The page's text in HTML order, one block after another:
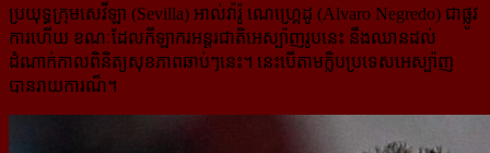
ប្រយុទ្ធក្រុមសេវីឡា (Sevilla) អាល់វ៉ារ៉ូ ណេហ្គ្រេដូ (Alvaro Negredo) ជាផ្លូវ
ការហើយ ខណៈដែលកីឡាករអន្តរជាតិអេស្ប៉ាញរូបនេះ នឹងឈានដល់​
ដំណាក់​កាលពិនិត្យ​សុខភាពឆាប់ៗនេះ។ នេះបើតាមក្លិបប្រទេសអេស្ប៉ាញ
បានរាយការណ៏។